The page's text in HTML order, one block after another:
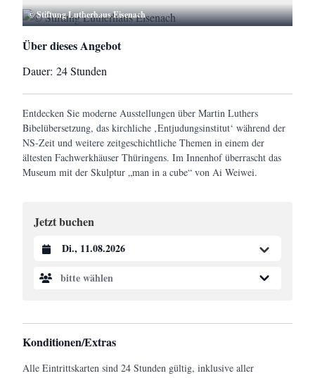
Über dieses Angebot
Dauer: 24 Stunden
Entdecken Sie moderne Ausstellungen über Martin Luthers
Bibelübersetzung, das kirchliche ‚Entjudungsinstitut‘ während der
NS-Zeit und weitere zeitgeschichtliche Themen in einem der
ältesten Fachwerkhäuser Thüringens. Im Innenhof überrascht das
Museum mit der Skulptur „man in a cube“ von Ai Weiwei.
Jetzt buchen
bitte wählen
Konditionen/Extras
Alle Eintrittskarten sind 24 Stunden gültig, inklusive aller
© Stiftung Lutherhaus Eisenach